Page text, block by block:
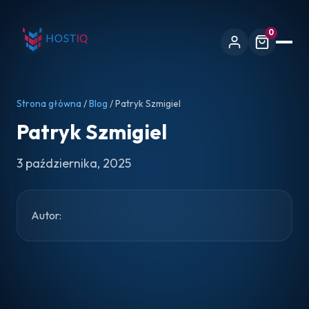
0
Strona główna /Blog / Patryk Szmigiel
Patryk Szmigiel
3 października, 2025
Autor: